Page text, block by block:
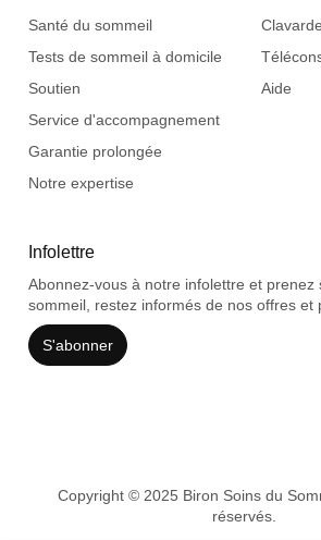
Santé du sommeil
Tests de sommeil à domicile
Soutien
Service d'accompagnement
Garantie prolongée
Notre expertise
Aide
Infolettre
Abonnez-vous à notre infolettre et prenez
sommeil, restez informés de nos offres et
S'abonner
Copyright © 2025 Biron Soins du
réservés.